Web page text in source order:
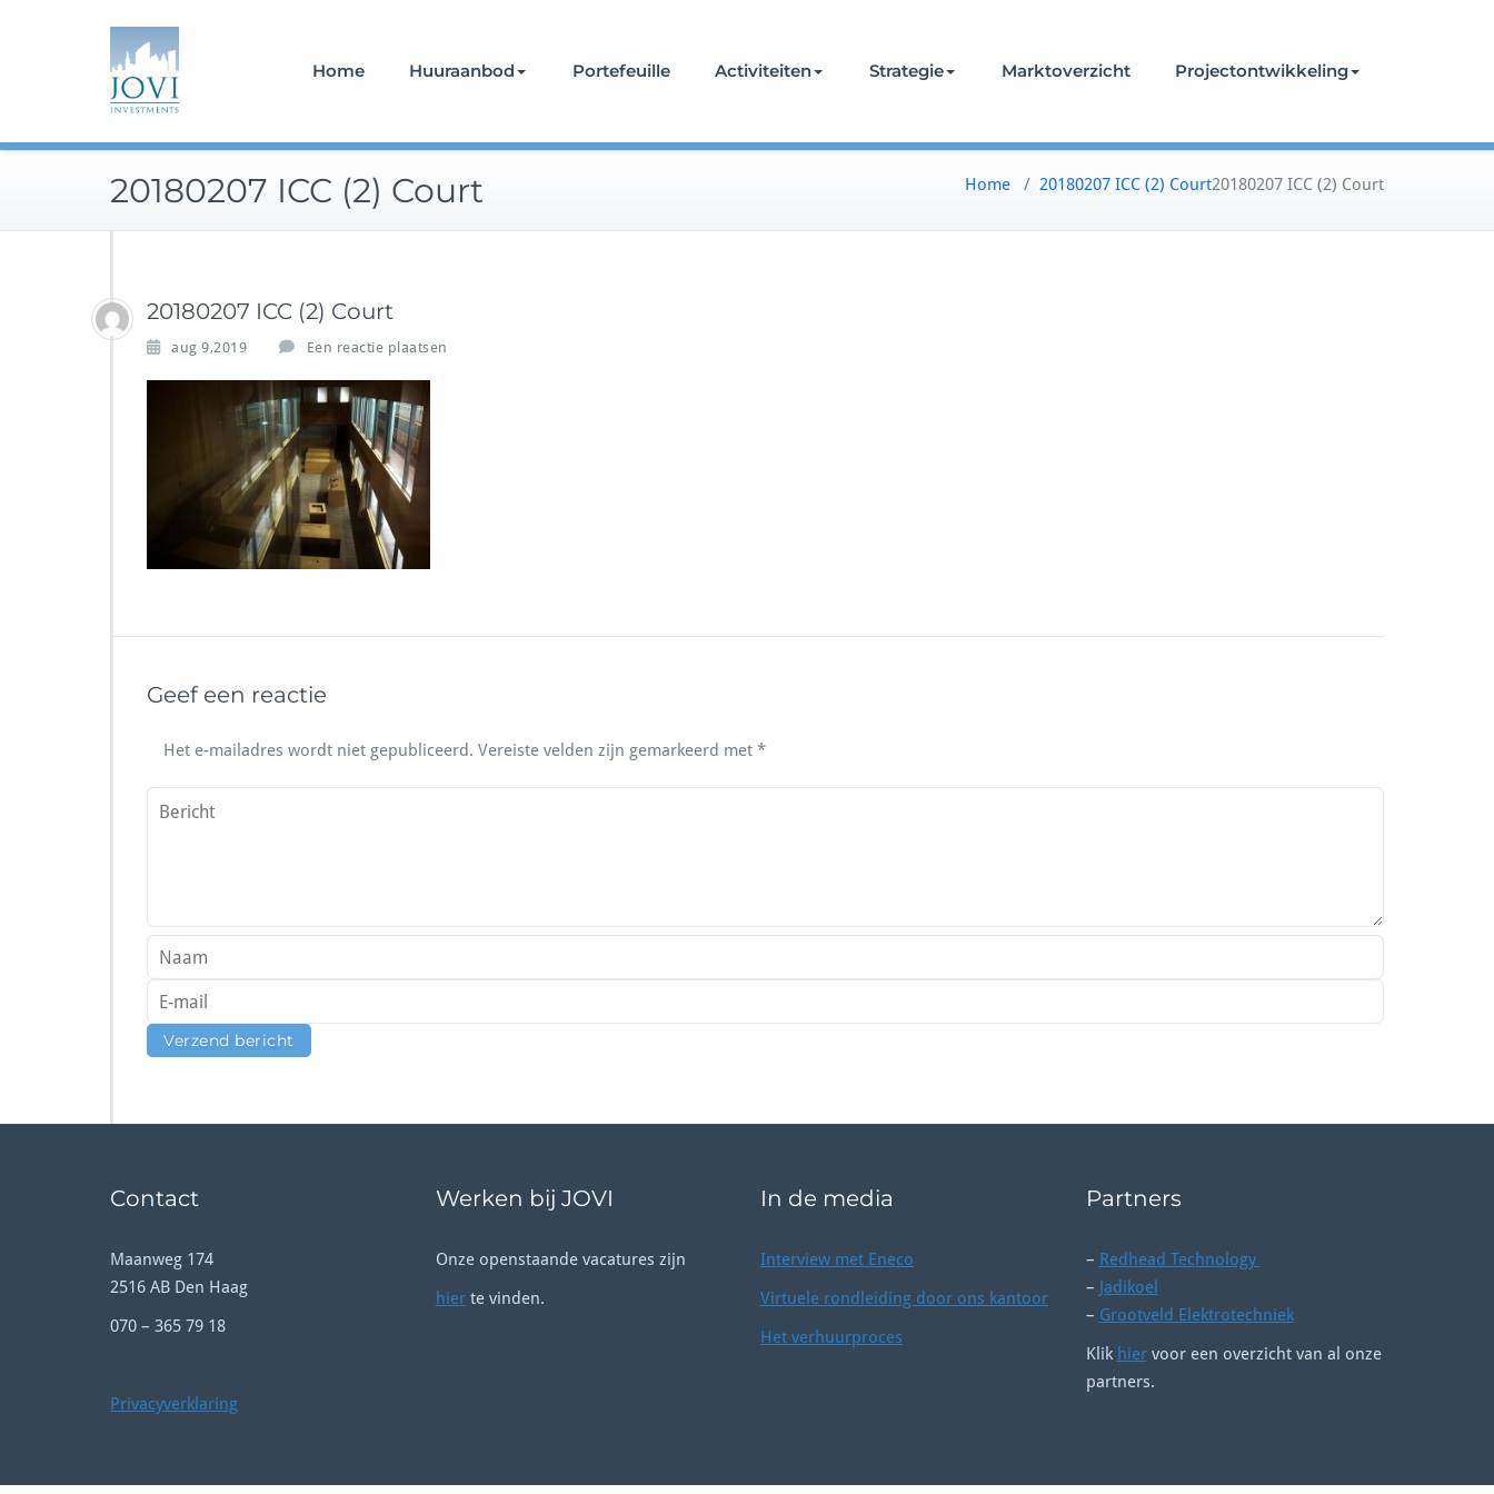
Home Huuraanbod Portefeuille Activiteiten Strategie Marktoverzicht Projectontwikkeling
20180207 ICC (2) Court Home / 20180207 ICC (2) Court20180207 ICC (2) Court
20180207 ICC (2) Court
aug 9,2019 Een reactie plaatsen
Geef een reactie
Het e-mailadres wordt niet gepubliceerd. Vereiste velden zijn gemarkeerd met *
Contact
Maanweg 174
2516 AB Den Haag
070 – 365 79 18
Privacyverklaring
Werken bij JOVI
Onze openstaande vacatures zijn
hierte vinden.
In de media
Interview met Eneco
Virtuele rondleiding door ons kantoor
Het verhuurproces
Partners
– Redhead Technology
– Jadikoel
– Grootveld Elektrotechniek
Klik hiervoor een overzicht van al onze
partners.